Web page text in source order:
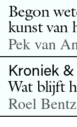
Begon
kunst van
Pek van
Kroniek
Wat blijft
Roel